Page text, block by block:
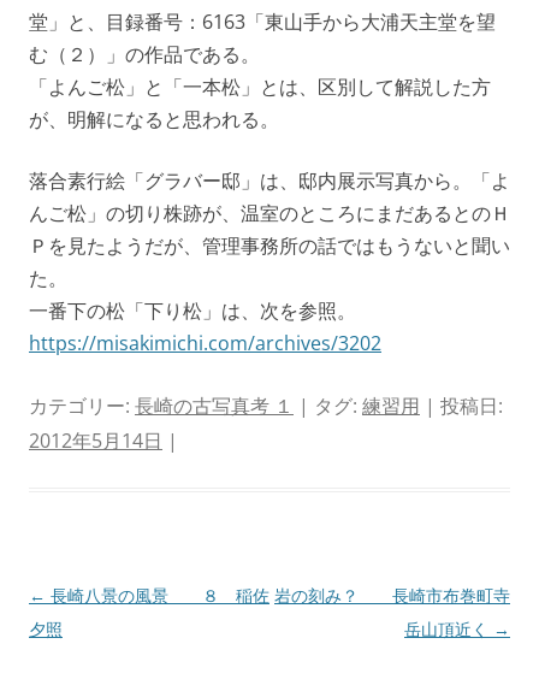
堂」と、目録番号：6163「東山手から大浦天主堂を望
む（２）」の作品である。
「よんご松」と「一本松」とは、区別して解説した方
が、明解になると思われる。
落合素行絵「グラバー邸」は、邸内展示写真から。「よ
んご松」の切り株跡が、温室のところにまだあるとのＨ
Ｐを見たようだが、管理事務所の話ではもうないと聞い
た。
一番下の松「下り松」は、次を参照。
https://misakimichi.com/archives/3202
カテゴリー: 長崎の古写真考 １ | タグ: 練習用 | 投稿日:
2012年5月14日 |
投
稿
← 長崎八景の風景 ８ 稲佐
夕照
岩の刻み？ 長崎市布巻町寺
岳山頂近く →